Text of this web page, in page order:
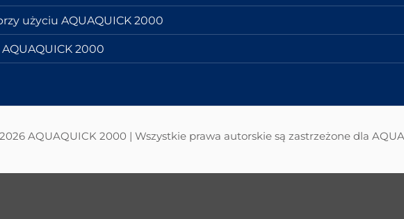
użyciu AQUAQUICK 2000
2000
AQUAQUICK 2000 | Wszystkie prawa autorskie są zastrzeżone dla